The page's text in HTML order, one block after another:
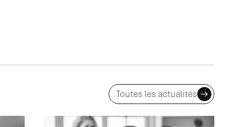
Toutes les actualités